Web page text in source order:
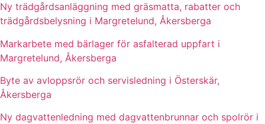
Ny trädgårdsanläggning med gräsmatta, rabatter och
trädgårdsbelysning i Margretelund, Åkersberga
Markarbete med bärlager för asfalterad uppfart i
Margretelund, Åkersberga
Byte av avloppsrör och servisledning i Österskär,
Åkersberga
Ny dagvattenledning med dagvattenbrunnar och spolrör i